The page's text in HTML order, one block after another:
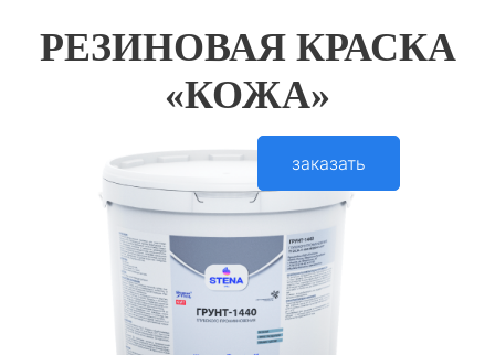
РЕЗИНОВАЯ КРАСКА
«КОЖА»
заказать